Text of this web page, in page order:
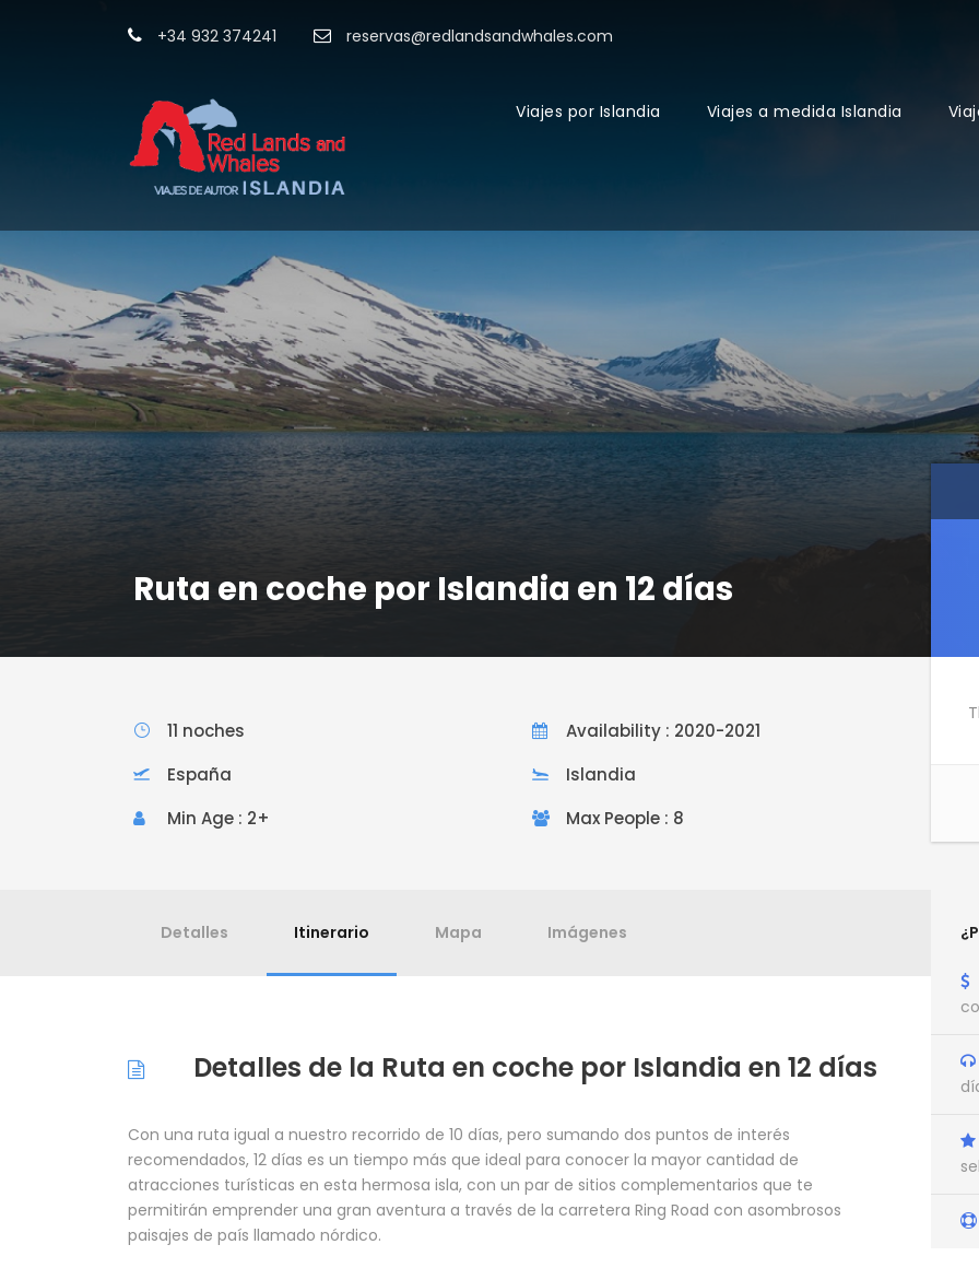
+34 932 374241 reservas@redlandsandwhales.com
Viajes por Islandia Viajes a medida Islandia
Ruta en coche por Islandia en 12 días
11 noches
Availability : 2020-2021
España
Islandia
Min Age : 2+
Max People : 8
Detalles Itinerario Mapa Imágenes
Detalles de la Ruta en coche por Islandia en 12 días
Con una ruta igual a nuestro recorrido de 10 días, pero sumando dos puntos de interés
recomendados, 12 días es un tiempo más que ideal para conocer la mayor cantidad de
atracciones turísticas en esta hermosa isla, con un par de sitios complementarios que te
permitirán emprender una gran aventura a través de la carretera Ring Road con asombrosos
paisajes de país llamado nórdico.